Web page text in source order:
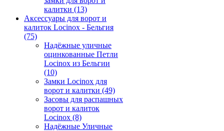
калитки (13)
Аксессуары для ворот и
калиток Locinox - Бельгия
(75)
Надёжные уличные
оцинкованные Петли
Locinox из Бельгии
(10)
Замки Locinox для
ворот и калитки (49)
Засовы для распашных
ворот и калиток
Locinox (8)
Надёжные Уличные